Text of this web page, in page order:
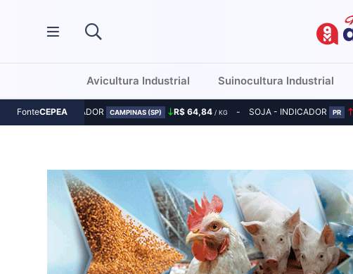
Avicultura Industrial Suinocultura Industrial
FonteCEPEA
MILHO - INDICADOR CAMPINAS (SP) R$ 64,84 / KG SOJA - INDICADOR PR